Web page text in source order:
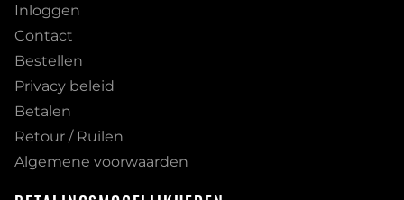
Inloggen
Contact
Bestellen
Privacy beleid
Betalen
Retour / Ruilen
Algemene voorwaarden